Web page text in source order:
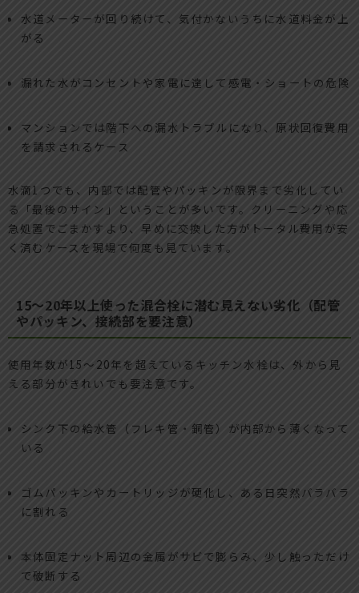
水道メーターが回り続けて、気付かないうちに水道料金が上
がる
漏れた水がコンセントや家電に達して感電・ショートの危険
マンションでは階下への漏水トラブルになり、原状回復費用
を請求されるケース
水滴1つでも、内部では配管やパッキンが限界まで劣化してい
る「最後のサイン」ということが多いです。クリーニングや応
急処置でごまかすより、早めに交換した方がトータル費用が安
く済むケースを現場で何度も見ています。
15〜20年以上使った混合栓に潜む見えない劣化（配管
やパッキン、接続部を要注意）
使用年数が15〜20年を超えているキッチン水栓は、外から見
える部分がきれいでも要注意です。
シンク下の給水管（フレキ管・銅管）が内部から薄くなって
いる
ゴムパッキンやカートリッジが硬化し、ある日突然バラバラ
に割れる
本体固定ナット周辺の金属がサビで膨らみ、少し触っただけ
で破断する